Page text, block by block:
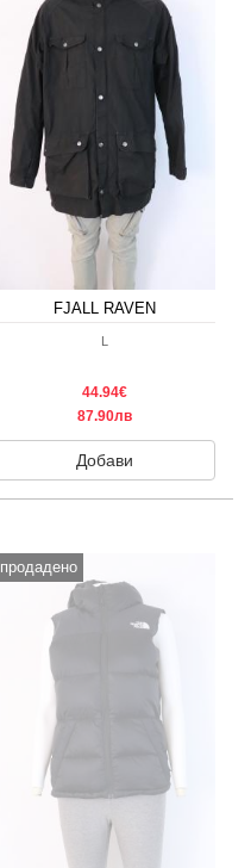
FJALL RAVEN
L
44.94€
87.90лв
Добави
продадено